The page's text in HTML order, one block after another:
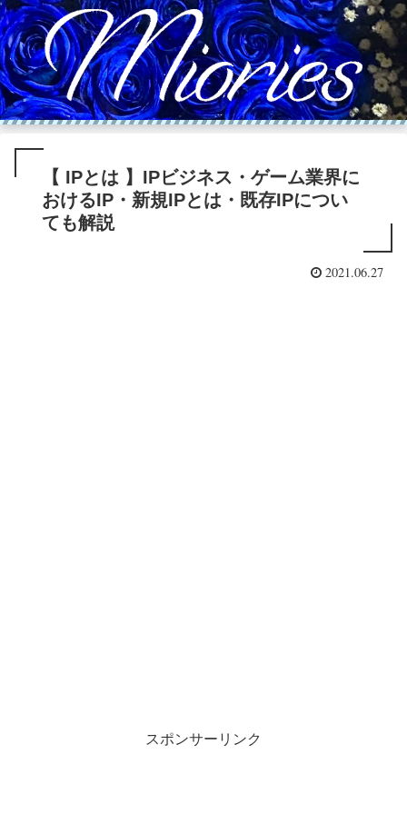
【 IPとは 】IPビジネス・ゲーム業界に
おけるIP・新規IPとは・既存IPについ
ても解説
2021.06.27
スポンサーリンク